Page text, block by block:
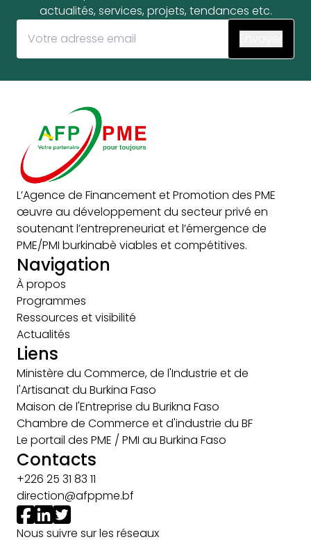
actualités, services, projets, tendances etc.
L’Agence de Financement et Promotion des PME
œuvre au développement du secteur privé en
soutenant l’entrepreneuriat et l’émergence de
PME/PMI burkinabè viables et compétitives.
Navigation
À propos
Programmes
Ressources et visibilité
Actualités
Liens
Ministère du Commerce, de l'Industrie et de
l'Artisanat du Burkina Faso
Maison de l'Entreprise du Burikna Faso
Chambre de Commerce et d'industrie du BF
Le portail des PME / PMI au Burkina Faso
Contacts
+226 25 31 83 11
direction@afppme.bf
Nous suivre sur les réseaux